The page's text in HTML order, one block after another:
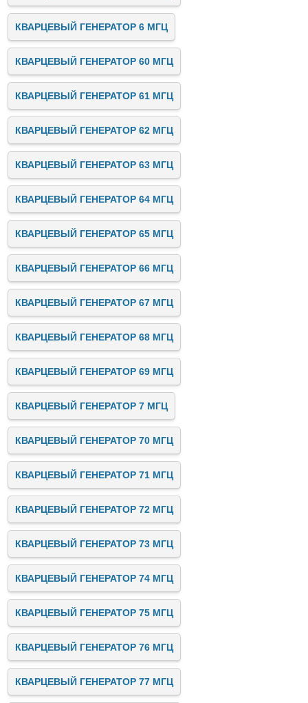
КВАРЦЕВЫЙ ГЕНЕРАТОР 6 МГЦ
КВАРЦЕВЫЙ ГЕНЕРАТОР 60 МГЦ
КВАРЦЕВЫЙ ГЕНЕРАТОР 61 МГЦ
КВАРЦЕВЫЙ ГЕНЕРАТОР 62 МГЦ
КВАРЦЕВЫЙ ГЕНЕРАТОР 63 МГЦ
КВАРЦЕВЫЙ ГЕНЕРАТОР 64 МГЦ
КВАРЦЕВЫЙ ГЕНЕРАТОР 65 МГЦ
КВАРЦЕВЫЙ ГЕНЕРАТОР 66 МГЦ
КВАРЦЕВЫЙ ГЕНЕРАТОР 67 МГЦ
КВАРЦЕВЫЙ ГЕНЕРАТОР 68 МГЦ
КВАРЦЕВЫЙ ГЕНЕРАТОР 69 МГЦ
КВАРЦЕВЫЙ ГЕНЕРАТОР 7 МГЦ
КВАРЦЕВЫЙ ГЕНЕРАТОР 70 МГЦ
КВАРЦЕВЫЙ ГЕНЕРАТОР 71 МГЦ
КВАРЦЕВЫЙ ГЕНЕРАТОР 72 МГЦ
КВАРЦЕВЫЙ ГЕНЕРАТОР 73 МГЦ
КВАРЦЕВЫЙ ГЕНЕРАТОР 74 МГЦ
КВАРЦЕВЫЙ ГЕНЕРАТОР 75 МГЦ
КВАРЦЕВЫЙ ГЕНЕРАТОР 76 МГЦ
КВАРЦЕВЫЙ ГЕНЕРАТОР 77 МГЦ